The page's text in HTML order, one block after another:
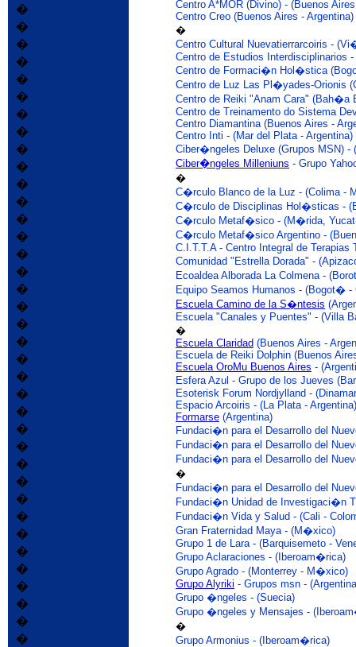
Centro A*MOR (Divino) - (Buenos
Centro Creo (Buenos Aires - Argentina)
�
Centro Cultural Nuevatierrarcoiris -
Centro de Estudios Interdisciplinarios
Centro de Formaci�n Hol�stica
Centro de Luz Las Pl�yades-Orionis
Centro de Reiki "Anam Cara" (Bah�a
Centro de Treinamento do Sistema
Centro Diamantina (Buenos Aires -
Centro Inti - (Mar del Plata - Argentina)
Ciber�ngeles Deluxe (Grupos MSN) -
Ciber�ngeles Milleniuns - Grupo
�
C�rculo Blanco de la Luz - (Colima -
C�rculo de Disciplinas Hol�sticas -
C�rculo Metaf�sico - (M�rida,
C�rculo Metaf�sico Argentino -
C.I.T.T.A - Centro Integral de
Comunidad "Estrella Dorada" -
Ecoaldea Alborada La Colmena -
Equipo Seamos Humanos - (Bogot� -
Escuela Camino de la S�ntesis
Escuela "Canales y Puentes" - (Villa
�
Escuela Claridad (Buenos Aires -
Escuela de Reiki Dolphin (Buenos
Escuela OroMu Buenos Aires -
Esfera Azul - Grupo de los Jueves
Esoterisk Forum Nordjylland -
Espacio Arcoiris - (La Plata - Argentina)
Formarse (Argentina)
Fundaci�n para el Desarrollo del
Fundaci�n para el Desarrollo del
Fundaci�n para el Desarrollo del
�
Fundaci�n para el Desarrollo del
Fundaci�n Unidad de Investigaci�n
Fundaci�n Vida y Salud - (Cali -
Gran Fraternidad Maya - (M�xico)
Grupo 1 de Lara - (Barquisemeto -
Grupo Aclaraciones - (Iberoam�rica)
Grupo Agrado - (Monterrey - M�xico)
Grupo Alyriki - Grupos msn -
Grupo �ngeles - (Suecia)
Grupo �ngeles y Mensajes -
�
Grupo Armonius - (Iberoam�rica)
�
�
�
�
�
�
�
�
�
�
�
�
�
�
�
�
�
�
�
�
�
�
�
�
�
�
�
�
�
�
�
�
�
�
�
�
�